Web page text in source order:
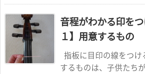
音程がわかる印を
１】用意するもの
指板に目印の線をつけ
するものは、子供たち